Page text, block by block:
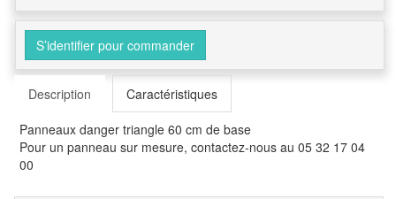
S’identifier pour commander
Description
Caractéristiques
Panneaux danger triangle 60 cm de base
Pour un panneau sur mesure, contactez-nous au 05 32 17 04
00